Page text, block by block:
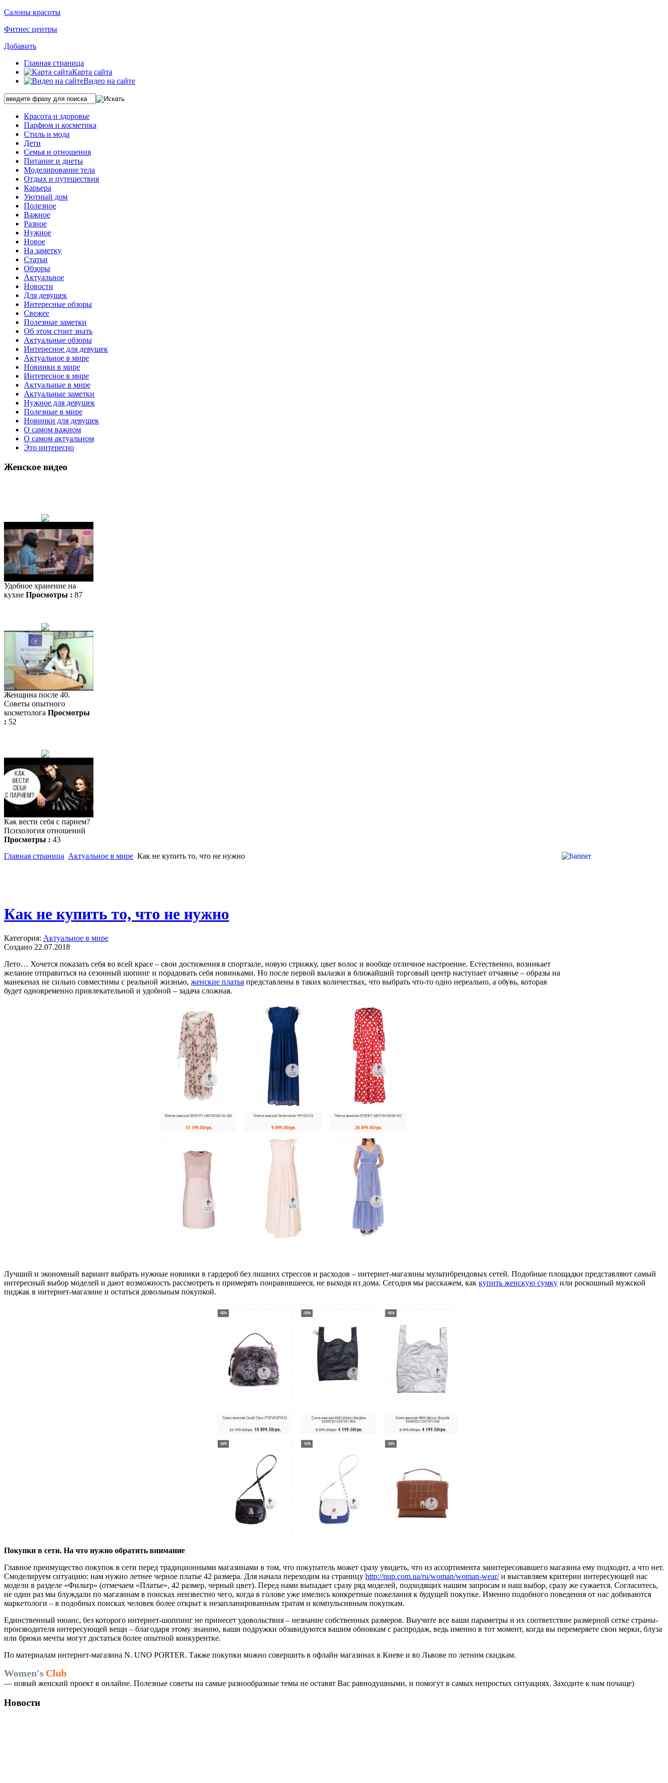
Салоны красоты
Фитнес центры
Добавить
Главная страница
Карта сайта
Видео на сайте
Красота и здоровье
Парфюм и косметика
Стиль и мода
Дети
Семья и отношения
Питание и диеты
Моделирование тела
Отдых и путешествия
Карьера
Уютный дом
Полезное
Важное
Разное
Нужное
Новое
На заметку
Статьи
Обзоры
Актуальное
Новости
Для девушек
Интересные обзоры
Свежее
Полезные заметки
Об этом стоит знать
Актуальные обзоры
Интересное для девушек
Актуальное в мире
Новинки в мире
Интересное в мире
Актуальные в мире
Актуальные заметки
Нужное для девушек
Полезные в мире
Новинки для девушек
О самом важном
О самом актуальном
Это интересно
Женское видео
Удобное хранение на
кухне Просмотры : 87
Женщина после 40.
Советы опытного
косметолога Просмотры
: 52
Как вести себя с парнем?
Психология отношений
Просмотры : 43
Главная страница Актуальное в мире Как не купить то, что не нужно
Как не купить то, что не нужно
Категория: Актуальное в мире
Создано 22.07.2018
Лето… Хочется показать себя во всей красе – свои достижения в спортзале, новую стрижку, цвет волос и вообще отличное настроение. Естественно, возникает
желание отправиться на сезонный шопинг и порадовать себя новинками. Но после первой вылазки в ближайший торговый центр наступает отчаянье – образы на
манекенах не сильно совместимы с реальной жизнью, женские платья представлены в таких количествах, что выбрать что-то одно нереально, а обувь, которая
будет одновременно привлекательной и удобной – задача сложная.
Лучший и экономный вариант выбрать нужные новинки в гардероб без лишних стрессов и расходов – интернет-магазины мультибрендовых сетей. Подобные площадки представляют самый
интересный выбор моделей и дают возможность рассмотреть и примерять понравившееся, не выходя из дома. Сегодня мы расскажем, как купить женскую сумку или роскошный мужской
пиджак в интернет-магазине и остаться довольным покупкой.
Покупки в сети. На что нужно обратить внимание
Главное преимущество покупок в сети перед традиционными магазинами в том, что покупатель может сразу увидеть, что из ассортимента заинтересовавшего магазина ему подходит, а что нет.
Смоделируем ситуацию: нам нужно летнее черное платье 42 размера. Для начала переходим на страницу http://nup.com.ua/ru/woman/woman-wear/и выставляем критерии интересующей нас
модели в разделе «Фильтр» (отмечаем «Платье», 42 размер, черный цвет). Перед нами выпадает сразу ряд моделей, подходящих нашим запросам и наш выбор, сразу же сужается. Согласитесь,
не один раз мы блуждали по магазинам в поисках неизвестно чего, когда в голове уже имелись конкретные пожелания к будущей покупке. Именно подобного поведения от нас добиваются
маркетологи – в подобных поисках человек более открыт к незапланированным тратам и компульсивным покупкам.
Единственный нюанс, без которого интернет-шоппинг не принесет удовольствия – незнание собственных размеров. Выучите все ваши параметры и их соответствие размерной сетке страны-
производителя интересующей вещи – благодаря этому знанию, ваши подружки обзавидуются вашим обновкам с распродаж, ведь именно в тот момент, когда вы перемеряете свои мерки, блуза
или брюки мечты могут достаться более опытной конкурентке.
По материалам интернет-магазина N. UNO PORTER. Также покупки можно совершить в офлайн магазинах в Киеве и во Львове по летним скидкам.
Women's Club
— новый женский проект в онлайне. Полезные советы на самые разнообразные темы не оставят Вас равнодушными, и помогут в самых непростых ситуациях. Заходите к нам почаще)
Новости